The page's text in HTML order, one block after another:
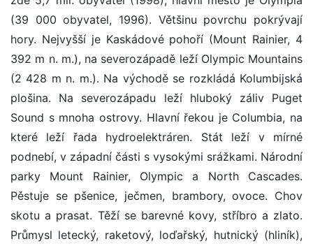
(39 000 obyvatel, 1996). Většinu povrchu pokrývají
hory. Nejvyšší je Kaskádové pohoří (Mount Rainier, 4
392 m n. m.), na severozápadě leží Olympic Mountains
(2 428 m n. m.). Na východě se rozkládá Kolumbijská
plošina. Na severozápadu leží hluboký záliv Puget
Sound s mnoha ostrovy. Hlavní řekou je Columbia, na
které leží řada hydroelektráren. Stát leží v mírné
podnebí, v západní části s vysokými srážkami. Národní
parky Mount Rainier, Olympic a North Cascades.
Pěstuje se pšenice, ječmen, brambory, ovoce. Chov
skotu a prasat. Těží se barevné kovy, stříbro a zlato.
Průmysl letecký, raketový, loďařský, hutnický (hliník),